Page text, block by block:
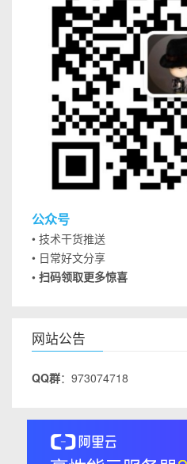
公众号
• 技术干货推送
• 日常好文分享
• 扫码领取更多惊喜
网站公告
QQ群：973074718